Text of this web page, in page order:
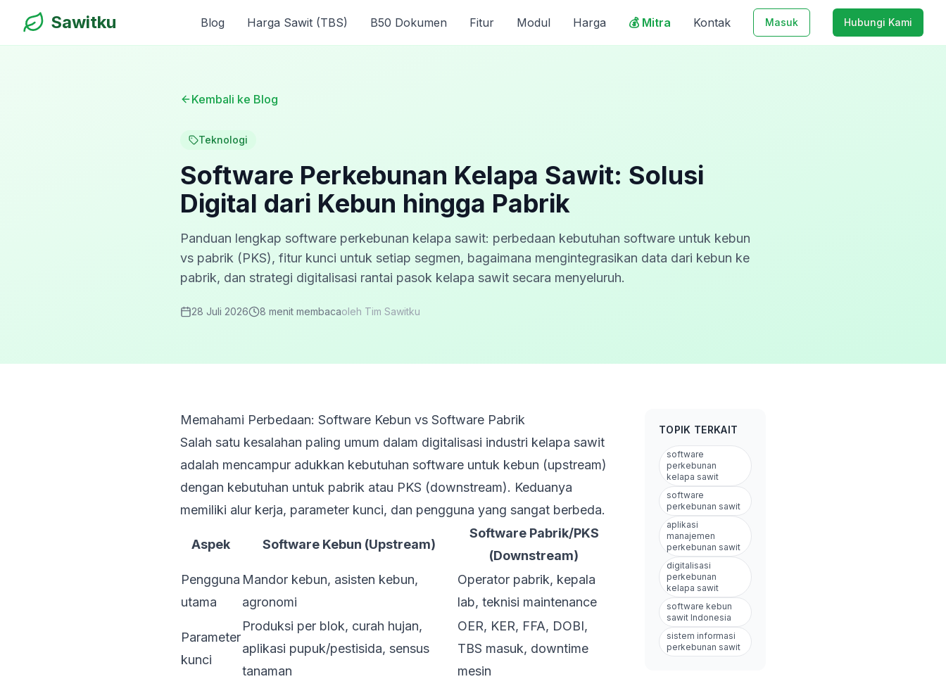
Sawitku Blog Harga Sawit (TBS) B50 Dokumen Fitur Modul Harga 💰 Mitra Kontak Masuk Hubungi Kami
Kembali ke Blog
Teknologi
Software Perkebunan Kelapa Sawit: Solusi
Digital dari Kebun hingga Pabrik
Panduan lengkap software perkebunan kelapa sawit: perbedaan kebutuhan software untuk kebun
vs pabrik (PKS), fitur kunci untuk setiap segmen, bagaimana mengintegrasikan data dari kebun ke
pabrik, dan strategi digitalisasi rantai pasok kelapa sawit secara menyeluruh.
28 Juli 2026 8 menit membacaoleh Tim Sawitku
Memahami Perbedaan: Software Kebun vs Software Pabrik
Salah satu kesalahan paling umum dalam digitalisasi industri kelapa sawit
adalah mencampur adukkan kebutuhan software untuk kebun (upstream)
dengan kebutuhan untuk pabrik atau PKS (downstream). Keduanya
memiliki alur kerja, parameter kunci, dan pengguna yang sangat berbeda.
Aspek Software Kebun (Upstream)
Software Pabrik/PKS
(Downstream)
Pengguna
utama
Mandor kebun, asisten kebun,
agronomi
Operator pabrik, kepala
lab, teknisi maintenance
Parameter
kunci
Produksi per blok, curah hujan,
aplikasi pupuk/pestisida, sensus
tanaman
OER, KER, FFA, DOBI,
TBS masuk, downtime
mesin
TOPIK TERKAIT
software
perkebunan
kelapa sawit
software
perkebunan sawit
aplikasi
manajemen
perkebunan sawit
digitalisasi
perkebunan
kelapa sawit
software kebun
sawit Indonesia
sistem informasi
perkebunan sawit